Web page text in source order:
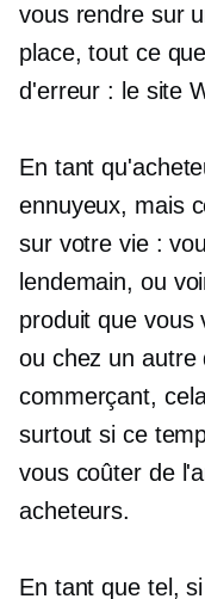
vous rendre sur
place, tout ce
d'erreur : le site
En tant
ennuyeux, mais
sur votre vie :
lendemain, ou
produit que vous
ou chez un autre
commerçant,
surtout si ce
vous coûter de
acheteurs.
En tant que tel,